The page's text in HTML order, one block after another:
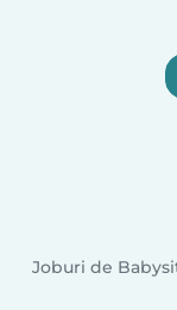
Joburi de